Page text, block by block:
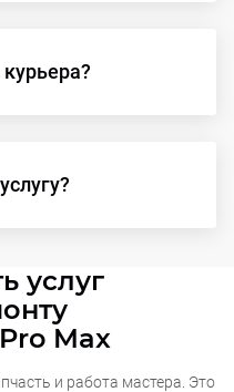
услуг
Max
и работа мастера. Это